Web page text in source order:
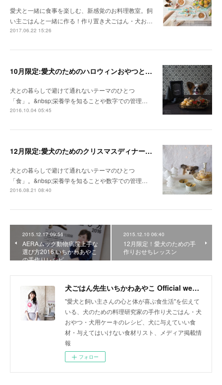
愛犬と一緒に食事を楽しむ、新感覚のお料理教室。飼
い主ごはんと一緒に作る！作り置き犬ごはん・犬お…
2017.06.22 15:26
10月限定:愛犬のためのハロウィンおやつとごはん
犬との暮らしで避けて通れないテーマのひとつ
「食」。&nbsp;栄養学を知ることや数字での管理…
2016.10.04 05:45
12月限定:愛犬のためのクリスマスディナーとスイーツ
犬との暮らしで避けて通れないテーマのひとつ
「食」。&nbsp;栄養学を知ることや数字での管理…
2016.08.21 08:40
2015.12.17 09:56
AERAムック動物病院上手な
選び方2016 いちかわあやこ
の手作りレシピ
2015.12.10 06:40
12月限定！愛犬のための手
作りおせちレッスン
犬ごはん先生いちかわあやこ Official web site
"愛犬と飼い主さんの心と体が喜ぶ食生活"を伝えて
いる、犬のための料理研究家の手作り犬ごはん・犬
おやつ・犬用ケーキのレシピ、犬に与えていい食
材・与えてはいけない食材リスト、メディア掲載情
報
フォロー